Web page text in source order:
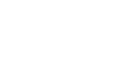
pour durer. L'un
à favoriser son